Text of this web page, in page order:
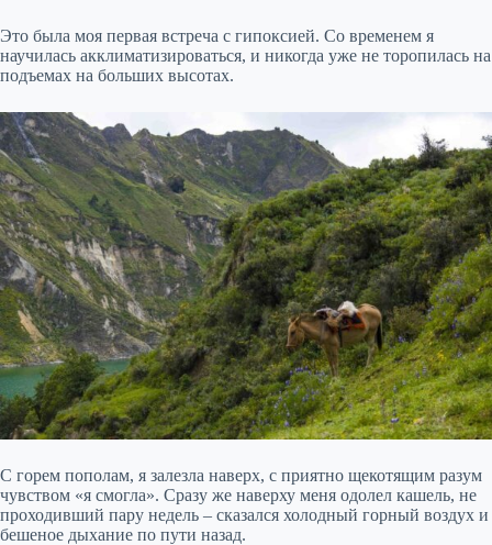
Это была моя первая встреча с гипоксией. Со временем я
научилась акклиматизироваться, и никогда уже не торопилась на
подъемах на больших высотах.
С горем пополам, я залезла наверх, с приятно щекотящим разум
чувством «я смогла». Сразу же наверху меня одолел кашель, не
проходивший пару недель – сказался холодный горный воздух и
бешеное дыхание по пути назад.